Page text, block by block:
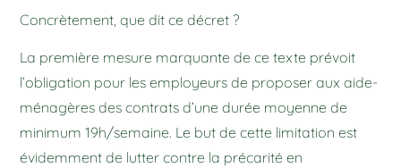
Concrètement, que dit ce décret ?
La première mesure marquante de ce texte prévoit
l’obligation pour les employeurs de proposer aux aide-
ménagères des contrats d’une durée moyenne de
minimum 19h/semaine. Le but de cette limitation est
évidemment de lutter contre la précarité en